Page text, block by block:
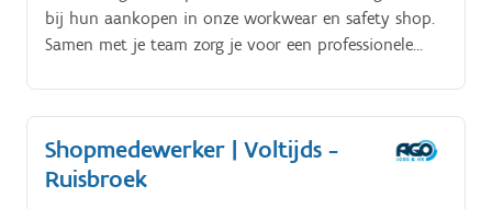
bij hun aankopen in onze workwear en safety shop.
Samen met je team zorg je voor een professionele
campagnes op Je volgt de bestellingen van
shopklanten op en controleert regelmatig de
voorraad om de reguliere winkelverkoop soepel te
laten verlopen Je behandelt de wekelijkse
Shopmedewerker | Voltijds -
Ruisbroek